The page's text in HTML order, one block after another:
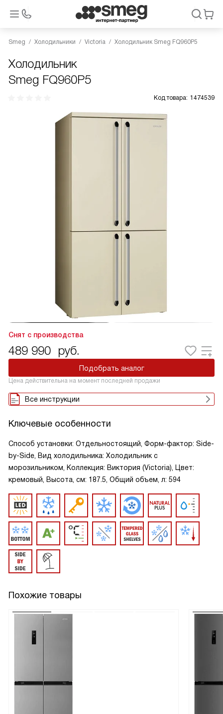
Smeg Холодильники Victoria Холодильник Smeg FQ960P5
Холодильник
Smeg FQ960P5
Код товара: 1474539
Снят с производства
489 990 руб.
Подобрать аналог
Цена действительна на момент последней продажи
Все инструкции
Ключевые особенности
Способ установки: Отдельностоящий, Форм-фактор: Side-
by-Side, Вид холодильника: Холодильник с
морозильником, Коллекция: Виктория (Victoria), Цвет:
кремовый, Высота, см: 187.5, Общий объем, л: 594
Похожие товары